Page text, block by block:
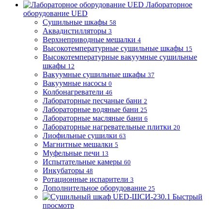
Лабораторное
оборудование UED
Сушильные шкафы 58
Аквадистилляторы 3
Верхнеприводные мешалки 4
Высокотемпературные сушильные шкафы 15
Высокотемпературные вакуумные сушильные
шкафы 12
Вакуумные сушильные шкафы 37
Вакуумные насосы 0
Колбонагреватели 46
Лабораторные песчаные бани 2
Лабораторные водяные бани 25
Лабораторные масляные бани 6
Лабораторные нагревательные плитки 20
Лиофильные сушилки 63
Магнитные мешалки 5
Муфельные печи 13
Испытательные камеры 60
Инкубаторы 48
Ротационные испарители 3
Дополнительное оборудование 25
Быстрый
просмотр